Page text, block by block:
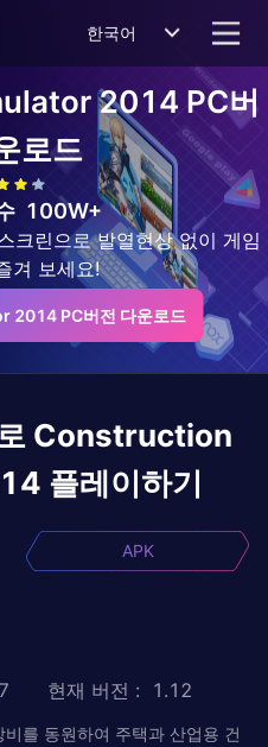
한국어
2014 PC버
로드
100W+
크린으로 발열현상 없이 게임
겨 보세요!
PC버전 다운로드
Construction
플레이하기
APK
현재 버전 : 1.12
를 동원하여 주택과 산업용 건